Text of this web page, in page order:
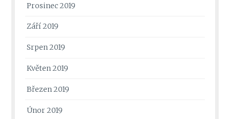
Prosinec 2019
Září 2019
Srpen 2019
Květen 2019
Březen 2019
Únor 2019